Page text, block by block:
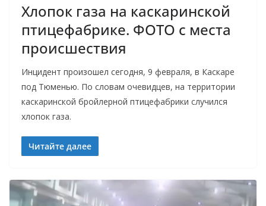
Хлопок газа на каскаринской
птицефабрике. ФОТО с места
происшествия
Инцидент произошел сегодня, 9 февраля, в Каскаре
под Тюменью. По словам очевидцев, на территории
каскаринской бройлерной птицефабрики случился
хлопок газа.
Читайте далее